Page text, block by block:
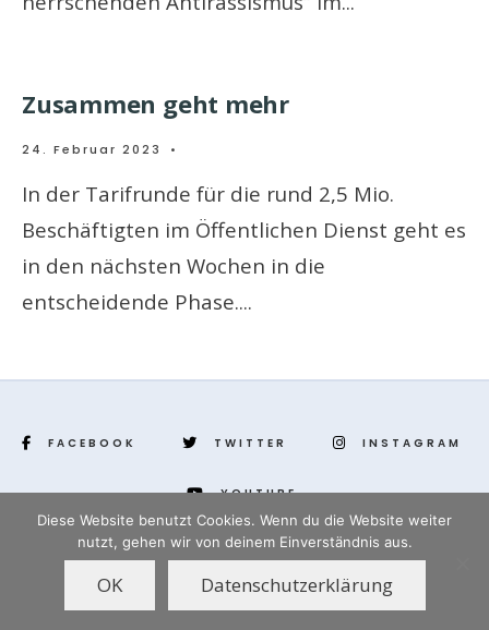
Zusammen geht mehr
24. Februar 2023 •
In der Tarifrunde für die rund 2,5 Mio.
Beschäftigten im Öffentlichen Dienst geht es
in den nächsten Wochen in die
entscheidende Phase....
FACEBOOK TWITTER INSTAGRAM
YOUTUBE
www.yenihayat.de
Diese Website benutzt Cookies. Wenn du die Website weiter
nutzt, gehen wir von deinem Einverständnis aus.
OK Datenschutzerklärung